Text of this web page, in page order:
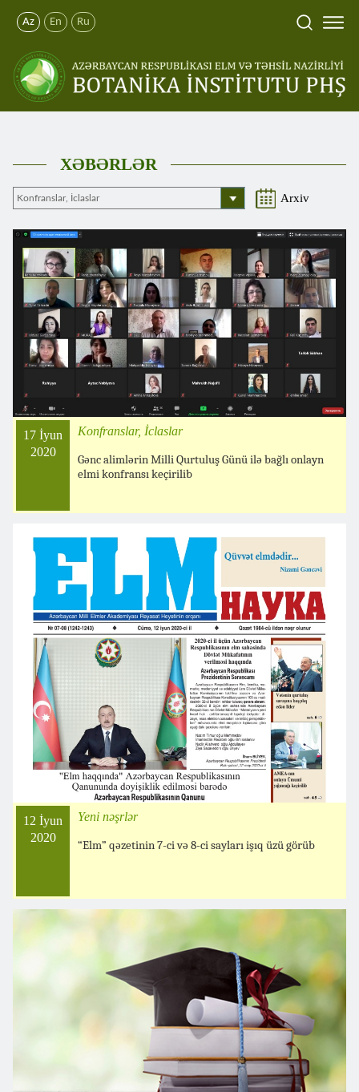
Az En Ru
XƏBƏRLƏR
Arxiv
17 İyun
2020
Konfranslar, İclaslar
Gənc alimlərin Milli Qurtuluş Günü ilə bağlı onlayn
elmi konfransı keçirilib
12 İyun
2020
Yeni nəşrlər
“Elm” qəzetinin 7-ci və 8-ci sayları işıq üzü görüb